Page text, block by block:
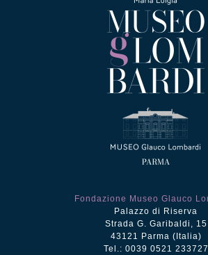
Fondazione Museo Glauco
Palazzo di Riserva
Strada G. Garibaldi, 15
43121 Parma (Italia)
Tel.: 0039 0521 233727